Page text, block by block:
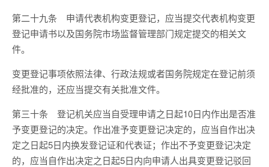
第二十九条 申请代表机构变更登记，应当提交代表机构变更
登记申请书以及国务院市场监督管理部门规定提交的相关文
件。
变更登记事项依照法律、行政法规或者国务院规定在登记前须
经批准的，还应当提交有关批准文件。
第三十条 登记机关应当自受理申请之日起10日内作出是否准
予变更登记的决定。作出准予变更登记决定的，应当自作出决
定之日起5日内换发登记证和代表证；作出不予变更登记决定
的，应当自作出决定之日起5日内向申请人出具变更登记驳回